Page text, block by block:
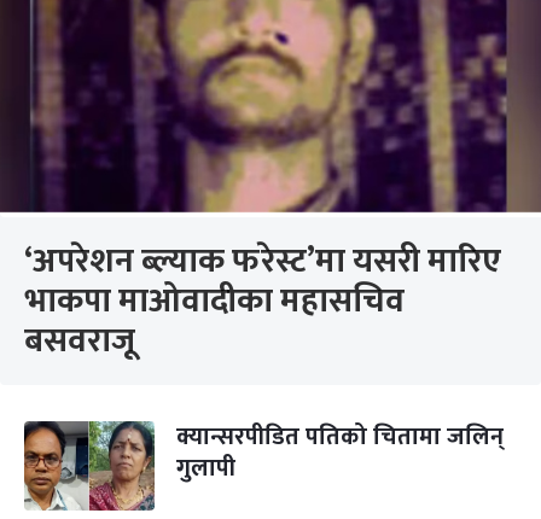
‘अपरेशन ब्ल्याक फरेस्ट’मा यसरी मारिए
भाकपा माओवादीका महासचिव
बसवराजू
क्यान्सरपीडित पतिको चितामा जलिन्
गुलापी